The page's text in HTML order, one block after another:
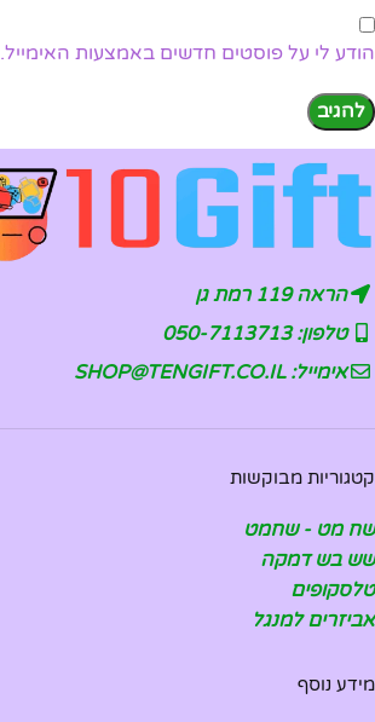
הודע לי על פוסטים חדשים באמצעות האימייל.
הראה 119 רמת גן
טלפון: 050-7113713
אימייל: SHOP@TENGIFT.CO.IL
קטגוריות מבוקשות
שח מט - שחמט
שש בש דמקה
טלסקופים
אביזרים למנגל
מידע נוסף